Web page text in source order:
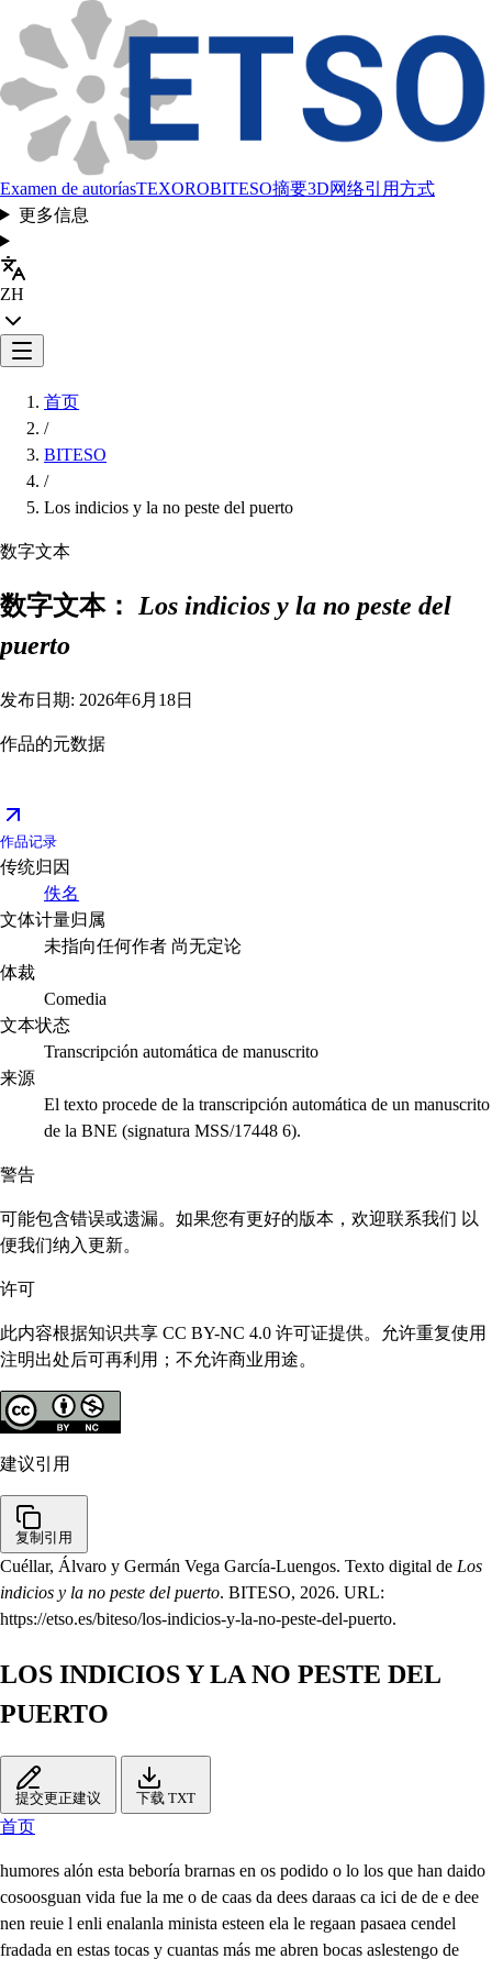
Examen de autoríasTEXOROBITESO摘要3D网络引用方式
更多信息
ZH
首页
/
BITESO
/
Los indicios y la no peste del puerto
数字文本
数字文本： Los indicios y la no peste del
puerto
发布日期: 2026年6月18日
作品的元数据
作品记录
传统归因
佚名
文体计量归属
未指向任何作者 尚无定论
体裁
Comedia
文本状态
Transcripción automática de manuscrito
来源
El texto procede de la transcripción automática de un manuscrito
de la BNE (signatura MSS/17448 6).
警告
可能包含错误或遗漏。如果您有更好的版本，欢迎联系我们 以
便我们纳入更新。
许可
此内容根据知识共享 CC BY-NC 4.0 许可证提供。允许重复使用
注明出处后可再利用；不允许商业用途。
建议引用
复制引用
Cuéllar, Álvaro y Germán Vega García-Luengos. Texto digital de Los
indicios y la no peste del puerto. BITESO, 2026. URL:
https://etso.es/biteso/los-indicios-y-la-no-peste-del-puerto.
LOS INDICIOS Y LA NO PESTE DEL
PUERTO
提交更正建议 下载 TXT
首页
humores alón esta beboría brarnas en os podido o lo los que han daido
cosoosguan vida fue la me o de caas da dees daraas ca ici de de e dee
nen reuie l enli enalanla minista esteen ela le regaan pasaea cendel
fradada en estas tocas y cuantas más me abren bocas aslestengo de